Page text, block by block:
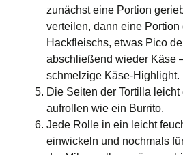
zunächst eine Portion
verteilen, dann eine Portion
Hackfleischs, etwas Pico
abschließend wieder Käse
schmelzige Käse-Highlight.
Die Seiten der Tortilla
aufrollen wie ein Burrito.
Jede Rolle in ein leicht
einwickeln und nochmals